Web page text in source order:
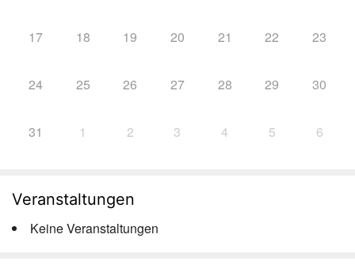
17 18 19 20 21 22 23
24 25 26 27 28 29 30
31 1 2 3 4 5 6
Veranstaltungen
Keine Veranstaltungen